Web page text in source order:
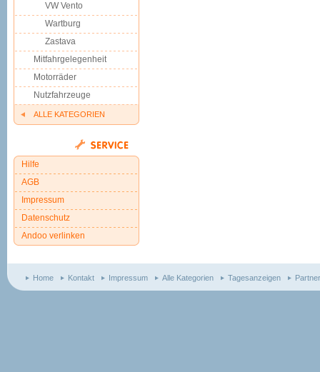
VW Vento
Wartburg
Zastava
Mitfahrgelegenheit
Motorräder
Nutzfahrzeuge
ALLE KATEGORIEN
Hilfe
AGB
Impressum
Datenschutz
Andoo verlinken
Home Kontakt Impressum Alle Kategorien Tagesanzeigen Partner